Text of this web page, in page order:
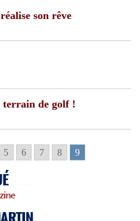
son rêve
terrain de golf !
5 6 7 8 9